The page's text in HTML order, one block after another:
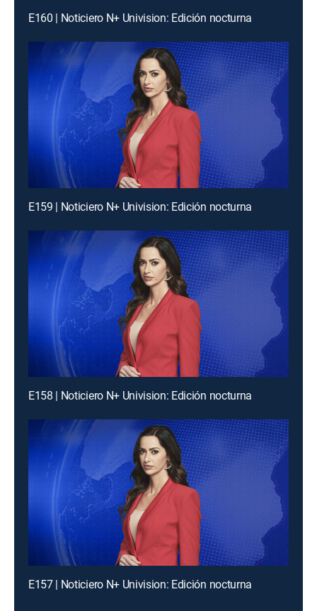
E160 | Noticiero N+ Univision: Edición nocturna
E159 | Noticiero N+ Univision: Edición nocturna
E158 | Noticiero N+ Univision: Edición nocturna
E157 | Noticiero N+ Univision: Edición nocturna